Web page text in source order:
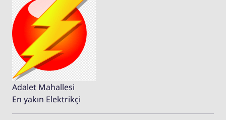
Adalet Mahallesi
En yakın Elektrikçi